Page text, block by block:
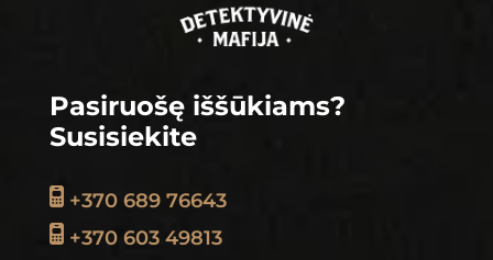
Pasiruošę iššūkiams?
Susisiekite
+370 689 76643
+370 603 49813